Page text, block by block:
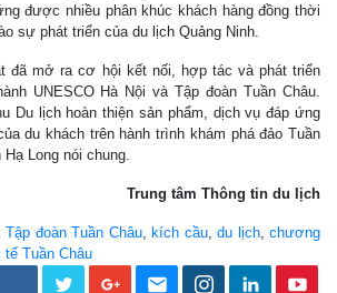
được nhiều phân khúc khách hàng đồng thời
sự phát triển của du lịch Quảng Ninh.
đã mở ra cơ hội kết nối, hợp tác và phát triển
UNESCO Hà Nội và Tập đoàn Tuần Châu.
Du lịch hoàn thiện sản phẩm, dịch vụ đáp ứng
du khách trên hành trình khám phá đảo Tuần
Long nói chung.
Trung tâm Thông tin du lịch
Tập đoàn Tuần Châu, kích cầu, du lịch, chương
tế Tuần Châu